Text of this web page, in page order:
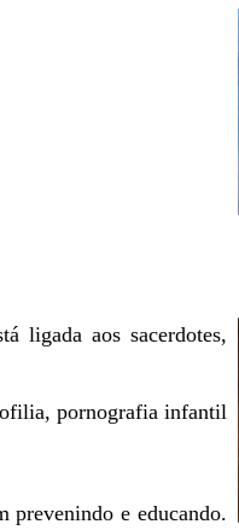
ligada aos sacerdotes,
pornografia infantil
prevenindo e educando.